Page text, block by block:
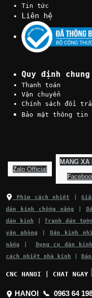
Tin tức
Liên hệ
Quy định chung
Thanh toán
Vận chuyển
Chính sách đổi trả
Bảo mật thông tin
Zalo Official
MANG XA
F
Phim cách nhiệt
dán kính chống nắng
dán kính
Tranh dán
văn phòng
|Dán kính
nắng
Dụng cụ dán kính
cách nhiệt nhà kính
CNC HANOI | CHAT NGAY
HANOI 📞 0963 64